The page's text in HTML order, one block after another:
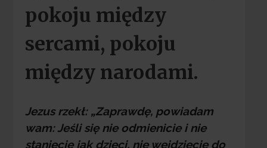
pokoju między
sercami, pokoju
między narodami.
Jezus rzekł: „Zaprawdę, powiadam
wam: Jeśli się nie odmienicie i nie
staniecie jak dzieci, nie wejdziecie do